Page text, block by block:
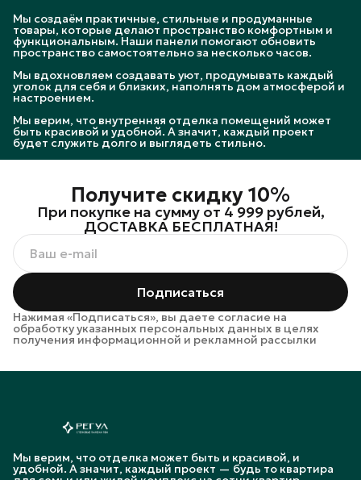
Мы создаём практичные, стильные и продуманные
товары, которые делают пространство комфортным и
функциональным. Наши панели помогают обновить
пространство самостоятельно за несколько часов.
Мы вдохновляем создавать уют, продумывать каждый
уголок для себя и близких, наполнять дом атмосферой и
настроением.
Мы верим, что внутренняя отделка помещений может
быть красивой и удобной. А значит, каждый проект
будет служить долго и выглядеть стильно.
Получите скидку 10%
При покупке на сумму от 4 999 рублей,
ДОСТАВКА БЕСПЛАТНАЯ!
Подписаться
Нажимая «Подписаться», вы даете согласие на
обработку указанных персональных данных в целях
получения информационной и рекламной рассылки
Мы верим, что отделка может быть и красивой, и
удобной. А значит, каждый проект — будь то квартира